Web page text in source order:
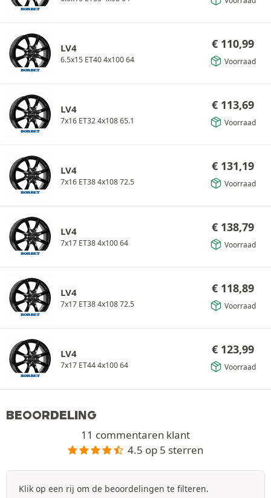
LV4
6.5x15 ET40 4x100 64
€ 110,99
Voorraad
LV4
7x16 ET32 4x108 65.1
€ 113,69
Voorraad
LV4
7x16 ET38 4x108 72.5
€ 131,19
Voorraad
LV4
7x17 ET38 4x100 64
€ 138,79
Voorraad
LV4
7x17 ET38 4x108 72.5
€ 118,89
Voorraad
LV4
7x17 ET44 4x100 64
€ 123,99
Voorraad
BEOORDELING
11 commentaren klant
4.5 op 5 sterren
Klik op een rij om de beoordelingen te filteren.